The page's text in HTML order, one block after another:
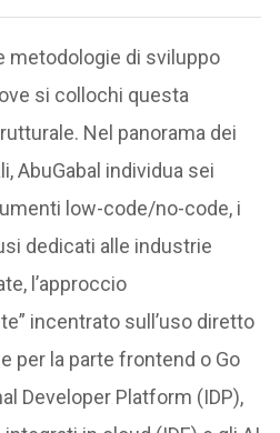
metodologie di sviluppo
si collochi questa
Nel panorama dei
AbuGabal individua sei
low-code/no-code, i
dedicati alle industrie
l’approccio
incentrato sull’uso diretto
per la parte frontend o Go
Developer Platform (IDP),